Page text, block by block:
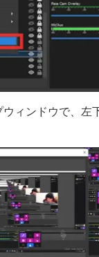
ィンドウで、左